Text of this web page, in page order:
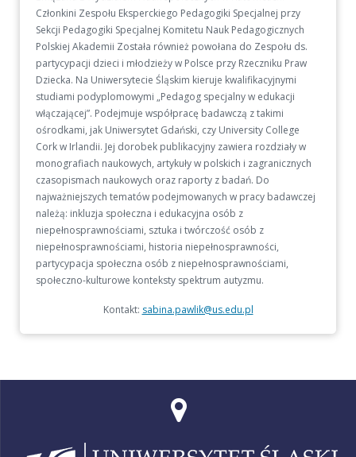
Członkini Zespołu Eksperckiego Pedagogiki Specjalnej przy
Sekcji Pedagogiki Specjalnej Komitetu Nauk Pedagogicznych
Polskiej Akademii Została również powołana do Zespołu ds.
partycypacji dzieci i młodzieży w Polsce przy Rzeczniku Praw
Dziecka. Na Uniwersytecie Śląskim kieruje kwalifikacyjnymi
studiami podyplomowymi „Pedagog specjalny w edukacji
włączającej”. Podejmuje współpracę badawczą z takimi
ośrodkami, jak Uniwersytet Gdański, czy University College
Cork w Irlandii. Jej dorobek publikacyjny zawiera rozdziały w
monografiach naukowych, artykuły w polskich i zagranicznych
czasopismach naukowych oraz raporty z badań. Do
najważniejszych tematów podejmowanych w pracy badawczej
należą: inkluzja społeczna i edukacyjna osób z
niepełnosprawnościami, sztuka i twórczość osób z
niepełnosprawnościami, historia niepełnosprawności,
partycypacja społeczna osób z niepełnosprawnościami,
społeczno-kulturowe konteksty spektrum autyzmu.
Kontakt: sabina.pawlik@us.edu.pl